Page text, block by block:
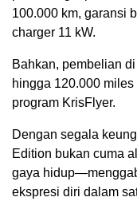
100.000 km, garansi
charger 11 kW.
Bahkan, pembelian
hingga 120.000
program KrisFlyer.
Dengan segala
Edition bukan cuma
gaya
ekspresi diri dalam